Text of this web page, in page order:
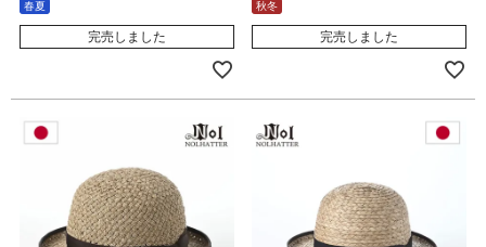
春夏
完売しました
秋冬
完売しました